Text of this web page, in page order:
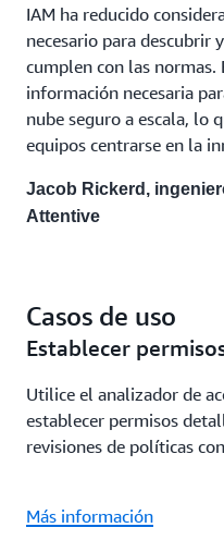
IAM ha reducido
necesario para descubrir
cumplen con las
información necesaria
nube seguro a escala, lo
equipos centrarse en la
Jacob Rickerd,
Attentive
Casos de uso
Establecer
Utilice el analizador de
establecer permisos
revisiones de políticas
Más información